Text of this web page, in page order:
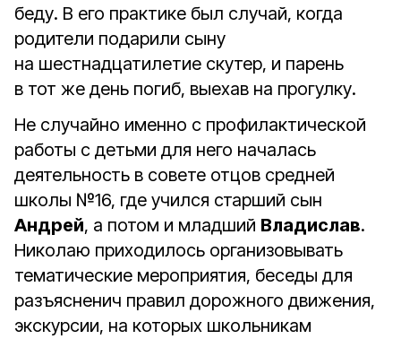
беду. В его практике был случай, когда
родители подарили сыну
на шестнадцатилетие скутер, и парень
в тот же день погиб, выехав на прогулку.
Не случайно именно с профилактической
работы с детьми для него началась
деятельность в совете отцов средней
школы №16, где учился старший сын
Андрей, а потом и младший Владислав.
Николаю приходилось организовывать
тематические мероприятия, беседы для
разъясненич правил дорожного движения,
экскурсии, на которых школьникам